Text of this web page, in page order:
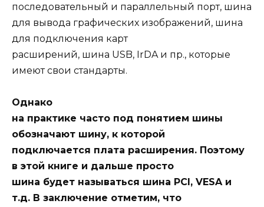
последовательный и параллельный порт, шина
для вывода графических изображений, шина
для подключения карт
расширений, шина USB, IrDA и пр., которые
имеют свои стандарты.
Однако
на практике часто под понятием шины
обозначают шину, к которой
подключается плата расширения. Поэтому
в этой книге и дальше просто
шина будет называться шина PCI, VESA и
т.д. В заключение отметим, что